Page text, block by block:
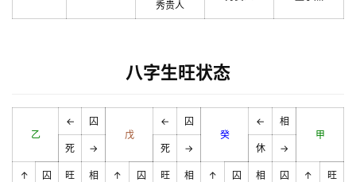
秀贵人
八字生旺状态
乙
←
囚
戊
←
囚
癸
←
相
甲
死
→ 死 → 休 →
↑ 囚 旺 相 ↑ 囚 旺 相 ↑ 囚 相 囚 ↑ 旺